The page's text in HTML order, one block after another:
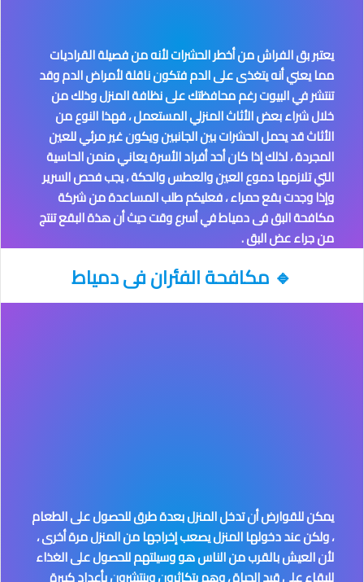
يعتبر بق الفراش من أخطر الحشرات لأنه من فصيلة القراديات
مما يعني أنه يتغذى على الدم فتكون ناقلة لأمراض الدم وقد
تنتشر في البيوت رغم محافظتك على نظافة المنزل وذلك من
خلال شراء بعض الأثاث المنزلي المستعمل ، فهذا النوع من
الأثاث قد يحمل الحشرات بين الجانبين ويكون غير مرئي للعين
المجردة ، لذلك إذا كان أحد أفراد الأسرة يعاني منمن الحاسية
التي تلازمها دموع العين والعطس والحكة ، يجب فحص السرير
وإذا وجدت بقع حمراء ، فعليكم طلب المساعدة من شركة
مكافحة البق فى دمياطفي أسرع وقت حيث أن هذة البقع تنتج
من جراء عض البق .
🔹 مكافحة الفئرانفى دمياط
يمكن للقوارض أن تدخل المنزل بعدة طرق للحصول على الطعام
، ولكن عند دخولها المنزل يصعب إخراجها من المنزل مرة أخرى ،
لأن العيش بالقرب من الناس هو وسيلتهم للحصول على الغذاء